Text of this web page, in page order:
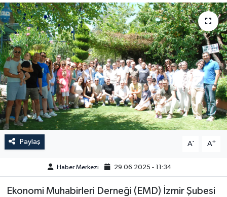
Paylaş A- A+
Haber Merkezi 29.06.2025 - 11:34
Ekonomi Muhabirleri Derneği (EMD) İzmir Şubesi
ELAZIĞ
GENEL
GÜNDEM
HABERDE İNSAN
KÜLTÜR-SANAT